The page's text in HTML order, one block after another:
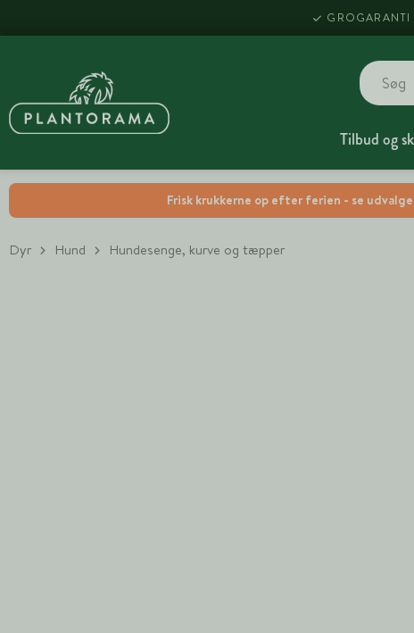
Frisk krukkerne op efter ferien - se
GROGARANTI
Tilbud og
Dyr Hund Hundesenge, kurve og tæpper